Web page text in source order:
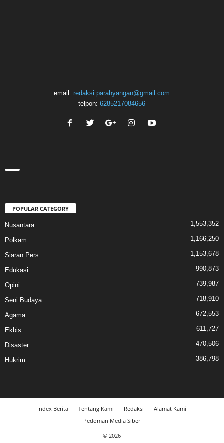
email: redaksi.parahyangan@gmail.com
telpon: 6285217084656
POPULAR CATEGORY
Nusantara 1,553,352
Polkam 1,166,250
Siaran Pers 1,153,678
Edukasi 990,873
Opini 739,987
Seni Budaya 718,910
Agama 672,553
Ekbis 611,727
Disaster 470,506
Hukrim 386,798
Index Berita Tentang Kami Redaksi
Alamat Kami
Pedoman Media Siber
© 2026